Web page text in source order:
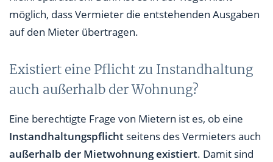
möglich, dass Vermieter die entstehenden Ausgaben
auf den Mieter übertragen.
Existiert eine Pflicht zu Instandhaltung
auch außerhalb der Wohnung?
Eine berechtigte Frage von Mietern ist es, ob eine
Instandhaltungspflicht seitens des Vermieters auch
außerhalb der Mietwohnung existiert. Damit sind